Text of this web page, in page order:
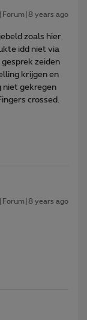
years ago
zoals hier
idd niet via
zeiden
krijgen en
niet gekregen
crossed.
years ago